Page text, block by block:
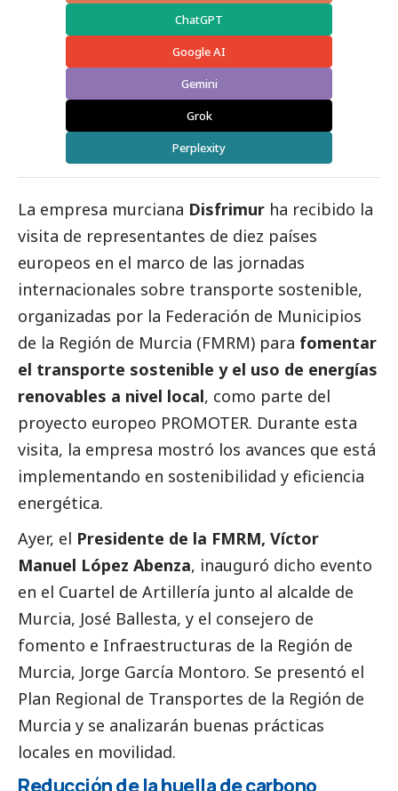
ChatGPT
Google AI
Gemini
Grok
Perplexity
La empresa murciana Disfrimur ha recibido la
visita de representantes de diez países
europeos en el marco de las jornadas
internacionales sobre transporte sostenible,
organizadas por la Federación de Municipios
de la Región de Murcia (FMRM) para fomentar
el transporte sostenible y el uso de energías
renovables a nivel local, como parte del
proyecto europeo PROMOTER. Durante esta
visita, la empresa mostró los avances que está
implementando en sostenibilidad y eficiencia
energética.
Ayer, el Presidente de la FMRM, Víctor
Manuel López Abenza, inauguró dicho evento
en el Cuartel de Artillería junto al alcalde de
Murcia, José Ballesta, y el consejero de
fomento e Infraestructuras de la Región de
Murcia, Jorge García Montoro. Se presentó el
Plan Regional de Transportes de la Región de
Murcia y se analizarán buenas prácticas
locales en movilidad.
Reducción de la huella de carbono